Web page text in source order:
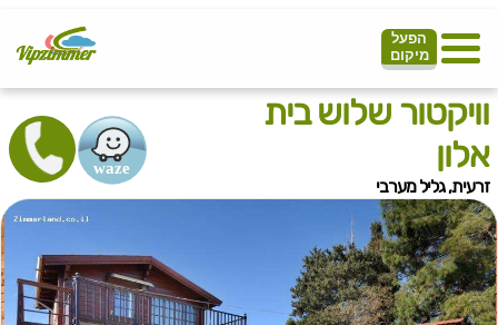
הפעל
מיקום
וויקטור שלוש בית
אלון
זרעית, גליל מערבי